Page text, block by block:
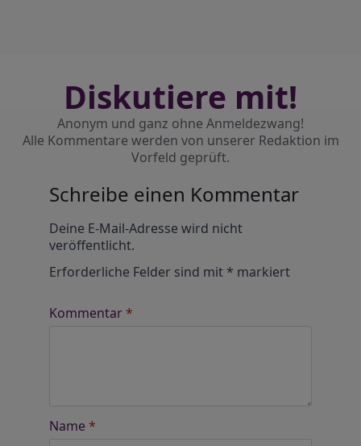
Diskutiere mit!
Anonym und ganz ohne Anmeldezwang!
Alle Kommentare werden von unserer Redaktion im
Vorfeld geprüft.
Schreibe einen Kommentar
Deine E-Mail-Adresse wird nicht
veröffentlicht.
Erforderliche Felder sind mit* markiert
Kommentar*
Name *